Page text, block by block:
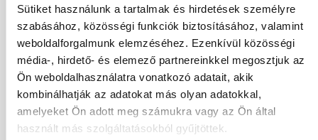
Sütiket használunk a tartalmak és hirdetések személyre
szabásához, közösségi funkciók biztosításához, valamint
weboldalforgalmunk elemzéséhez. Ezenkívül közösségi
média-, hirdető- és elemező partnereinkkel megosztjuk az
Ön weboldalhasználatra vonatkozó adatait, akik
kombinálhatják az adatokat más olyan adatokkal,
amelyeket Ön adott meg számukra vagy az Ön által
használt más szolgáltatásokból gyűjtöttek.
04.09.2026- 11.09.2026(7 Éjszaka)
BudapestJáratinformációk
STANDARD DOUBLE ROOM
All Inclusive
543 288HUF
2Felnőttek,0 Gyermekek Kiválasztás